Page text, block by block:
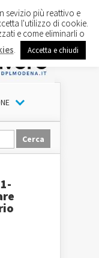
sevizio più reattivo e
l'utilizzo di cookie.
e come eliminarli o
Accetta e chiudi